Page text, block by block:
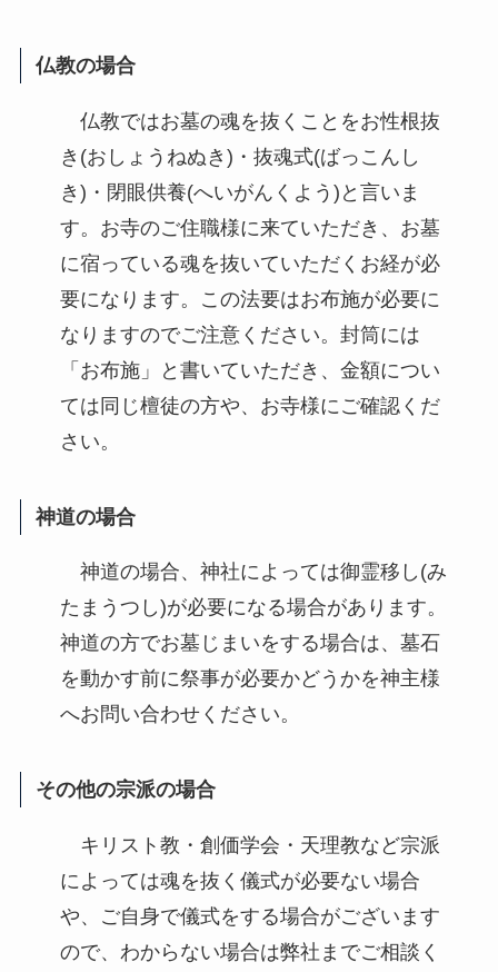
仏教の場合
仏教ではお墓の魂を抜くことをお性根抜
き(おしょうねぬき)・抜魂式(ばっこんし
き)・閉眼供養(へいがんくよう)と言いま
す。お寺のご住職様に来ていただき、お墓
に宿っている魂を抜いていただくお経が必
要になります。この法要はお布施が必要に
なりますのでご注意ください。封筒には
「お布施」と書いていただき、金額につい
ては同じ檀徒の方や、お寺様にご確認くだ
さい。
神道の場合
神道の場合、神社によっては御霊移し(み
たまうつし)が必要になる場合があります。
神道の方でお墓じまいをする場合は、墓石
を動かす前に祭事が必要かどうかを神主様
へお問い合わせください。
その他の宗派の場合
キリスト教・創価学会・天理教など宗派
によっては魂を抜く儀式が必要ない場合
や、ご自身で儀式をする場合がございます
ので、わからない場合は弊社までご相談く